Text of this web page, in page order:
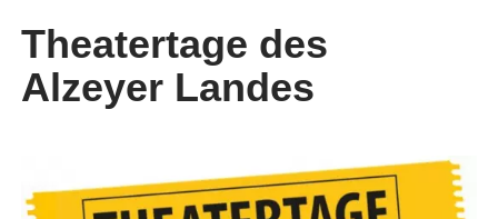
Theatertage des
Alzeyer Landes